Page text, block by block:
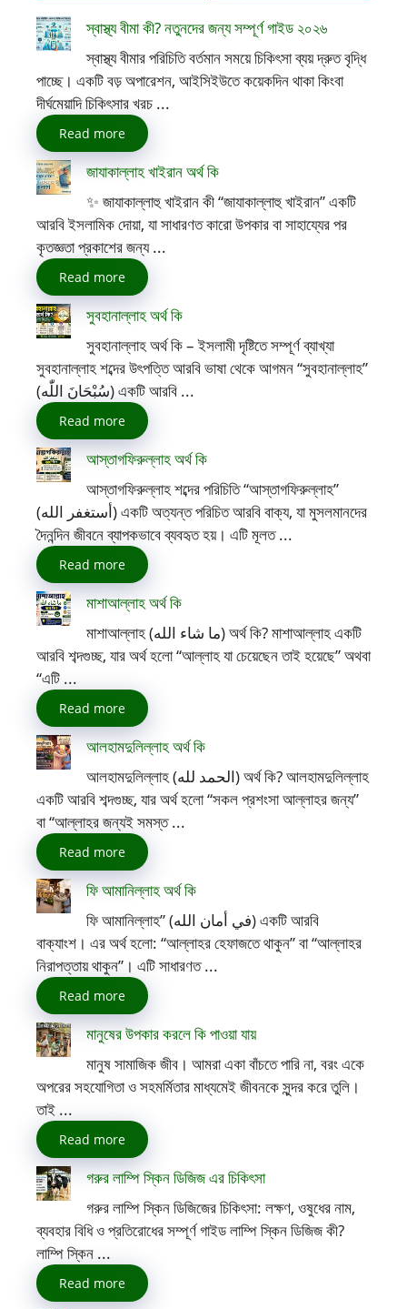
স্বাস্থ্য বীমা কী? নতুনদের জন্য সম্পূর্ণ গাইড ২০২৬
স্বাস্থ্য বীমার পরিচিতি বর্তমান সময়ে চিকিৎসা ব্যয় দ্রুত বৃদ্ধি
পাচ্ছে। একটি বড় অপারেশন, আইসিইউতে কয়েকদিন থাকা কিংবা
দীর্ঘমেয়াদি চিকিৎসার খরচ ...
Read more
জাযাকাল্লাহ খাইরান অর্থ কি
✨ জাযাকাল্লাহু খাইরান কী “জাযাকাল্লাহু খাইরান” একটি
আরবি ইসলামিক দোয়া, যা সাধারণত কারো উপকার বা সাহায্যের পর
কৃতজ্ঞতা প্রকাশের জন্য ...
Read more
সুবহানাল্লাহ অর্থ কি
সুবহানাল্লাহ অর্থ কি – ইসলামী দৃষ্টিতে সম্পূর্ণ ব্যাখ্যা
সুবহানাল্লাহ শব্দের উৎপত্তি আরবি ভাষা থেকে আগমন “সুবহানাল্লাহ”
(سُبْحَانَ اللّٰه) একটি আরবি ...
Read more
আস্তাগফিরুল্লাহ অর্থ কি
আস্তাগফিরুল্লাহ শব্দের পরিচিতি “আস্তাগফিরুল্লাহ”
(أستغفر الله) একটি অত্যন্ত পরিচিত আরবি বাক্য, যা মুসলমানদের
দৈনন্দিন জীবনে ব্যাপকভাবে ব্যবহৃত হয়। এটি মূলত ...
Read more
মাশাআল্লাহ অর্থ কি
মাশাআল্লাহ (ما شاء الله) অর্থ কি? মাশাআল্লাহ একটি
আরবি শব্দগুচ্ছ, যার অর্থ হলো “আল্লাহ যা চেয়েছেন তাই হয়েছে” অথবা
“এটি ...
Read more
আলহামদুলিল্লাহ অর্থ কি
আলহামদুলিল্লাহ (الحمد لله) অর্থ কি? আলহামদুলিল্লাহ
একটি আরবি শব্দগুচ্ছ, যার অর্থ হলো “সকল প্রশংসা আল্লাহর জন্য”
বা “আল্লাহর জন্যই সমস্ত ...
Read more
ফি আমানিল্লাহ অর্থ কি
ফি আমানিল্লাহ” (في أمان الله) একটি আরবি
বাক্যাংশ। এর অর্থ হলো: “আল্লাহর হেফাজতে থাকুন” বা “আল্লাহর
নিরাপত্তায় থাকুন”। এটি সাধারণত ...
Read more
মানুষের উপকার করলে কি পাওয়া যায়
মানুষ সামাজিক জীব। আমরা একা বাঁচতে পারি না, বরং একে
অপরের সহযোগিতা ও সহমর্মিতার মাধ্যমেই জীবনকে সুন্দর করে তুলি।
তাই ...
Read more
গরুর লাম্পি স্কিন ডিজিজ এর চিকিৎসা
গরুর লাম্পি স্কিন ডিজিজের চিকিৎসা: লক্ষণ, ওষুধের নাম,
ব্যবহার বিধি ও প্রতিরোধের সম্পূর্ণ গাইড লাম্পি স্কিন ডিজিজ কী?
লাম্পি স্কিন ...
Read more